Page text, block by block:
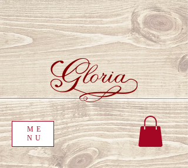
ME
NU